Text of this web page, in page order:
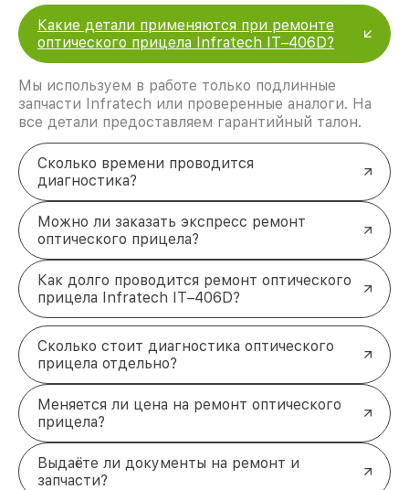
Какие детали применяются при ремонте
оптического прицела Infratech IT–406D?
Мы используем в работе только подлинные
запчасти Infratech или проверенные аналоги. На
все детали предоставляем гарантийный талон.
Сколько времени проводится
диагностика?
Можно ли заказать экспресс ремонт
оптического прицела?
Как долго проводится ремонт оптического
прицела Infratech IT–406D?
Сколько стоит диагностика оптического
прицела отдельно?
Меняется ли цена на ремонт оптического
прицела?
Выдаёте ли документы на ремонт и
запчасти?